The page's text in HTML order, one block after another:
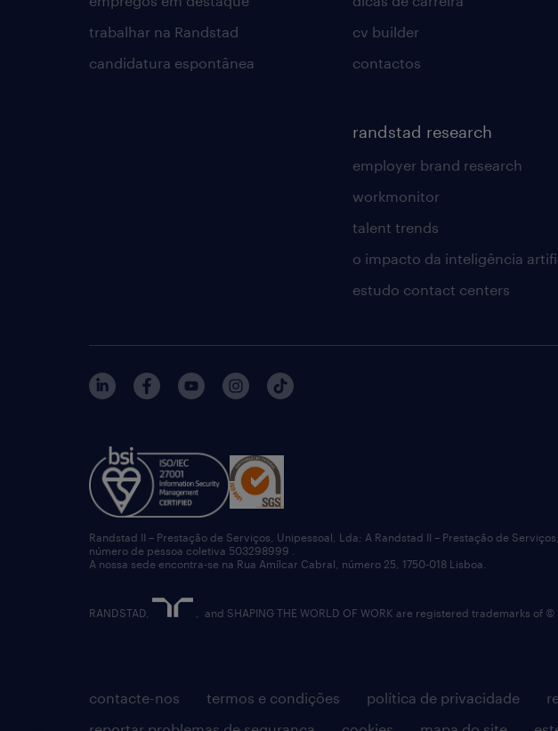
trabalhar na Randstad
candidatura espontânea
cv builder
contactos
randstad research
employer brand research
workmonitor
talent trends
o impacto da inteligência
estudo contact centers
contacte-nos termos e condições política de privacidade
Randstad II – Prestação de Serviços, Unipessoal, Lda; A Randstad II – Prestação de
número de pessoa coletiva 503298999 .
A nossa sede encontra-se na Rua Amílcar Cabral, número 25, 1750-018 Lisboa.
RANDSTAD, , and SHAPING THE WORLD OF WORK are registered trademarks of ©